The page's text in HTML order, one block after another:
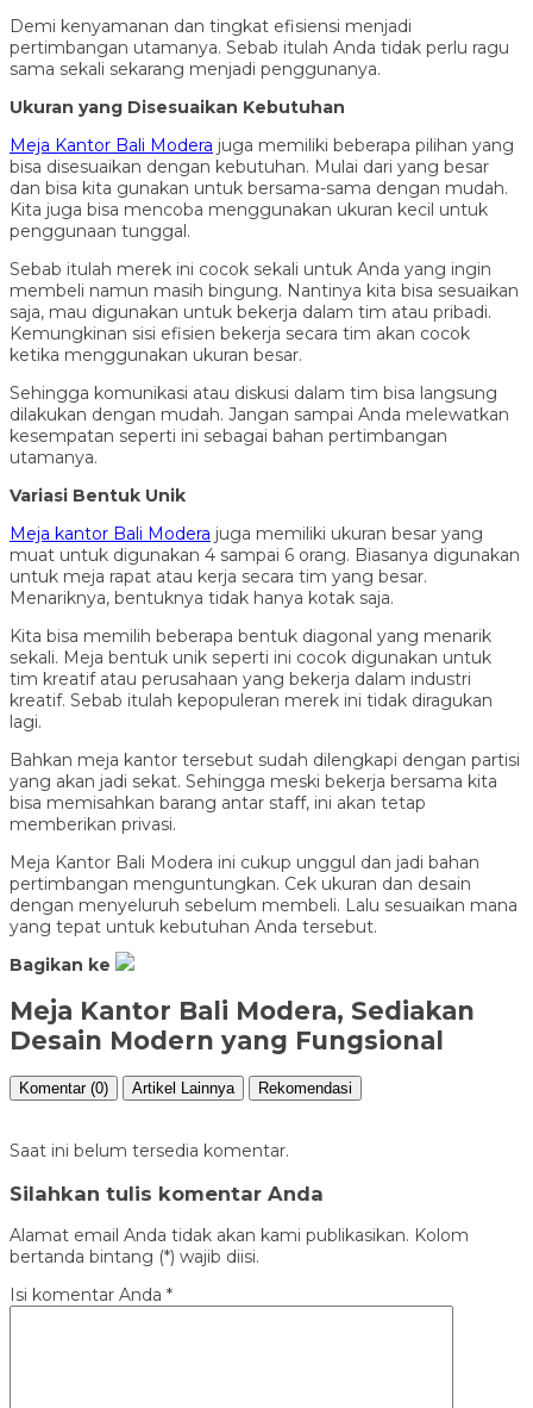
Demi kenyamanan dan tingkat efisiensi menjadi
pertimbangan utamanya. Sebab itulah Anda tidak perlu ragu
sama sekali sekarang menjadi penggunanya.
Ukuran yang Disesuaikan Kebutuhan
Meja Kantor Bali Modera juga memiliki beberapa pilihan yang
bisa disesuaikan dengan kebutuhan. Mulai dari yang besar
dan bisa kita gunakan untuk bersama-sama dengan mudah.
Kita juga bisa mencoba menggunakan ukuran kecil untuk
penggunaan tunggal.
Sebab itulah merek ini cocok sekali untuk Anda yang ingin
membeli namun masih bingung. Nantinya kita bisa sesuaikan
saja, mau digunakan untuk bekerja dalam tim atau pribadi.
Kemungkinan sisi efisien bekerja secara tim akan cocok
ketika menggunakan ukuran besar.
Sehingga komunikasi atau diskusi dalam tim bisa langsung
dilakukan dengan mudah. Jangan sampai Anda melewatkan
kesempatan seperti ini sebagai bahan pertimbangan
utamanya.
Variasi Bentuk Unik
Meja kantor Bali Modera juga memiliki ukuran besar yang
muat untuk digunakan 4 sampai 6 orang. Biasanya digunakan
untuk meja rapat atau kerja secara tim yang besar.
Menariknya, bentuknya tidak hanya kotak saja.
Kita bisa memilih beberapa bentuk diagonal yang menarik
sekali. Meja bentuk unik seperti ini cocok digunakan untuk
tim kreatif atau perusahaan yang bekerja dalam industri
kreatif. Sebab itulah kepopuleran merek ini tidak diragukan
lagi.
Bahkan meja kantor tersebut sudah dilengkapi dengan partisi
yang akan jadi sekat. Sehingga meski bekerja bersama kita
bisa memisahkan barang antar staff, ini akan tetap
memberikan privasi.
Meja Kantor Bali Modera ini cukup unggul dan jadi bahan
pertimbangan menguntungkan. Cek ukuran dan desain
dengan menyeluruh sebelum membeli. Lalu sesuaikan mana
yang tepat untuk kebutuhan Anda tersebut.
Bagikan ke
Meja Kantor Bali Modera, Sediakan
Desain Modern yang Fungsional
Komentar (0) Artikel Lainnya Rekomendasi
Saat ini belum tersedia komentar.
Silahkan tulis komentar Anda
Alamat email Anda tidak akan kami publikasikan. Kolom
bertanda bintang (*) wajib diisi.
Isi komentar Anda *